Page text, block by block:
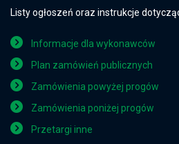
Listy ogłoszeń oraz instrukcje
Informacje dla wykonawców
Plan zamówień publicznych
Zamówienia powyżej progów
Zamówienia poniżej progów
Przetargi inne